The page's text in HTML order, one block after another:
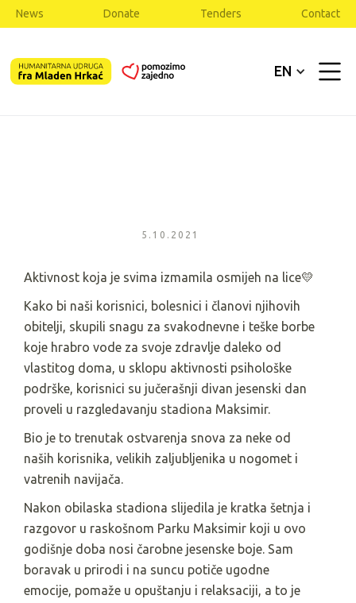
News Donate Tenders Contact
EN
5.10.2021
Aktivnost koja je svima izmamila osmijeh na lice💛
Kako bi naši korisnici, bolesnici i članovi njihovih
obitelji, skupili snagu za svakodnevne i teške borbe
koje hrabro vode za svoje zdravlje daleko od
vlastitog doma, u sklopu aktivnosti psihološke
podrške, korisnici su jučerašnji divan jesenski dan
proveli u razgledavanju stadiona Maksimir.
Bio je to trenutak ostvarenja snova za neke od
naših korisnika, velikih zaljubljenika u nogomet i
vatrenih navijača.
Nakon obilaska stadiona slijedila je kratka šetnja i
razgovor u raskošnom Parku Maksimir koji u ovo
godišnje doba nosi čarobne jesenske boje. Sam
boravak u prirodi i na suncu potiče ugodne
emocije, pomaže u opuštanju i relaksaciji, a to je